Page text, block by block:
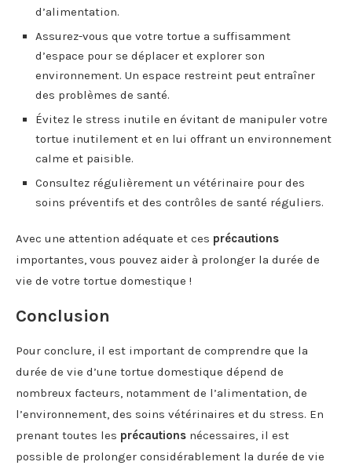
d’alimentation.
Assurez-vous que votre tortue a suffisamment
d’espace pour se déplacer et explorer son
environnement. Un espace restreint peut entraîner
des problèmes de santé.
Évitez le stress inutile en évitant de manipuler votre
tortue inutilement et en lui offrant un environnement
calme et paisible.
Consultez régulièrement un vétérinaire pour des
soins préventifs et des contrôles de santé réguliers.
Avec une attention adéquate et ces précautions
importantes, vous pouvez aider à prolonger la durée de
vie de votre tortue domestique !
Conclusion
Pour conclure, il est important de comprendre que la
durée de vie d’une tortue domestique dépend de
nombreux facteurs, notamment de l’alimentation, de
l’environnement, des soins vétérinaires et du stress. En
prenant toutes les précautions nécessaires, il est
possible de prolonger considérablement la durée de vie